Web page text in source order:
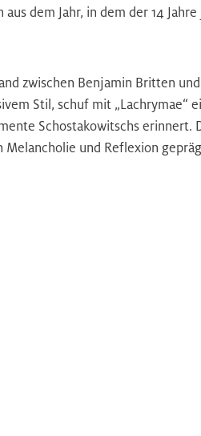
dem Jahr, in dem der 14
zwischen Benjamin Britten
Stil, schuf mit „Lachrymae“
Schostakowitschs erinnert.
Melancholie und Reflexion